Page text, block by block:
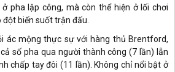
pha lập công, mà còn thể hiện ở lối chơi
biến suốt trận đấu.
ác mộng thực sự với hàng thủ Brentford,
số pha qua người thành công (7 lần) lẫn
chấp tay đôi (11 lần). Không chỉ nổi bật ở